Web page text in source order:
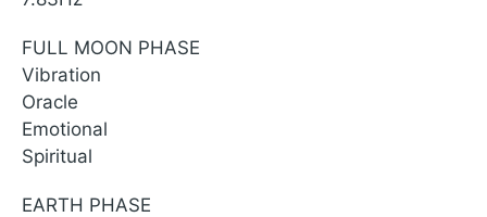
FULL MOON PHASE
Vibration
Oracle
Emotional
Spiritual
EARTH PHASE